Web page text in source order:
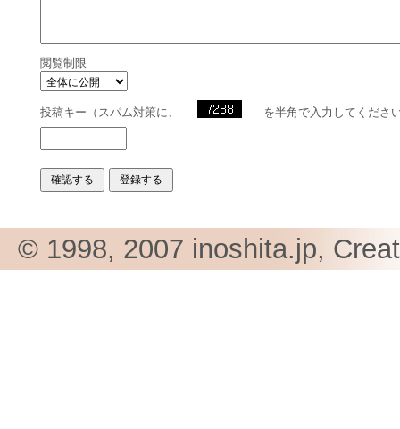
閲覧制限
投稿キー（スパム対策に、 を半角で入力してくださ
© 1998, 2007 inoshita.jp,